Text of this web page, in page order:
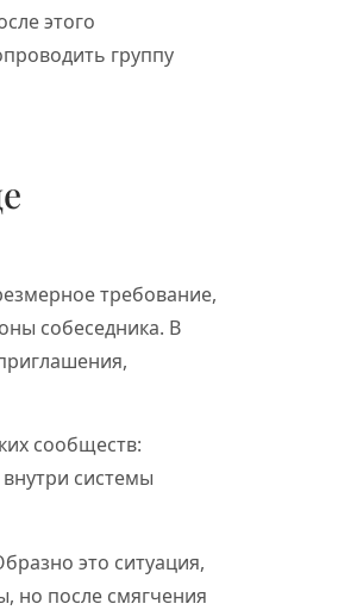
этого
группу
требование,
собеседника. В
сообществ:
системы
это ситуация,
но после смягчения